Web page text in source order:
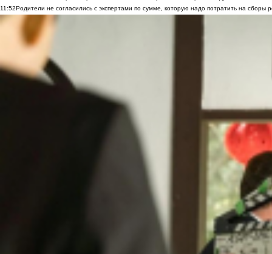
11:52Родители не согласились с экспертами по сумме, которую надо потратить на сборы